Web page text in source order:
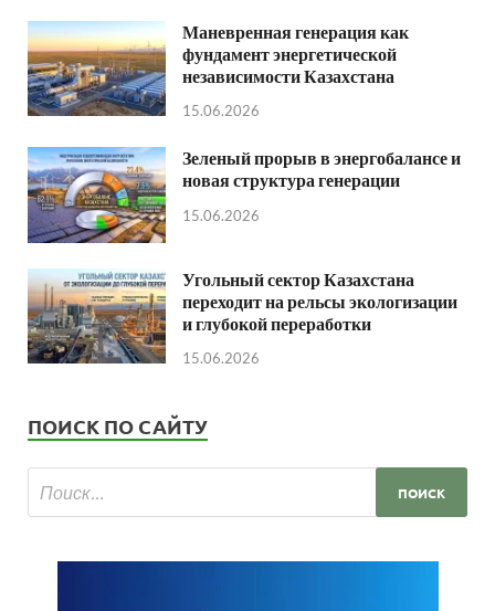
Маневренная генерация как
фундамент энергетической
независимости Казахстана
15.06.2026
Зеленый прорыв в энергобалансе и
новая структура генерации
15.06.2026
Угольный сектор Казахстана
переходит на рельсы экологизации
и глубокой переработки
15.06.2026
ПОИСК ПО САЙТУ